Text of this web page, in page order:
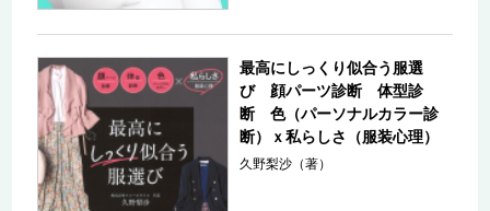
最高にしっくり似合う服選
び 顔パーツ診断 体型診
断 色（パーソナルカラー診
断）ｘ私らしさ（服装心理）
久野梨沙（著）